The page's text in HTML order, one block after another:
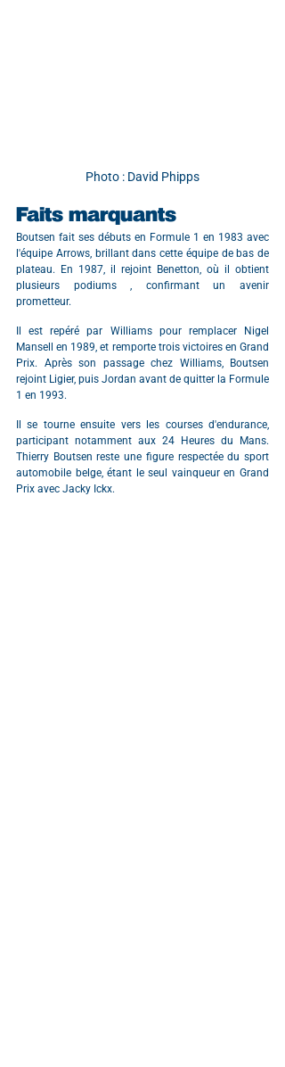
Photo : David Phipps
Faits marquants
Boutsen fait ses débuts en Formule 1 en 1983 avec
l'équipe Arrows, brillant dans cette équipe de bas de
plateau. En 1987, il rejoint Benetton, où il obtient
plusieurs podiums , confirmant un avenir
prometteur.
Il est repéré par Williams pour remplacer Nigel
Mansell en 1989, et remporte trois victoires en Grand
Prix. Après son passage chez Williams, Boutsen
rejoint Ligier, puis Jordan avant de quitter la Formule
1 en 1993.
Il se tourne ensuite vers les courses d'endurance,
participant notamment aux 24 Heures du Mans.
Thierry Boutsen reste une figure respectée du sport
automobile belge, étant le seul vainqueur en Grand
Prix avec Jacky Ickx.